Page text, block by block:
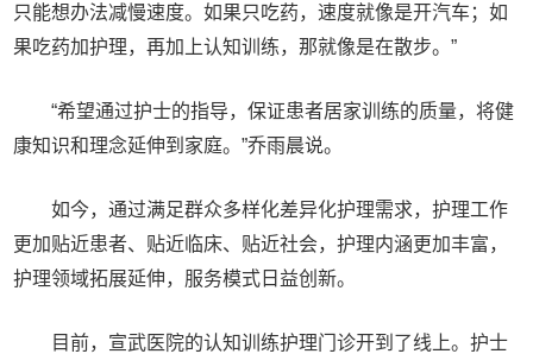
只能想办法减慢速度。如果只吃药，速度就像是开汽车；如
果吃药加护理，再加上认知训练，那就像是在散步。”
“希望通过护士的指导，保证患者居家训练的质量，将健
康知识和理念延伸到家庭。”乔雨晨说。
如今，通过满足群众多样化差异化护理需求，护理工作
更加贴近患者、贴近临床、贴近社会，护理内涵更加丰富，
护理领域拓展延伸，服务模式日益创新。
目前，宣武医院的认知训练护理门诊开到了线上。护士